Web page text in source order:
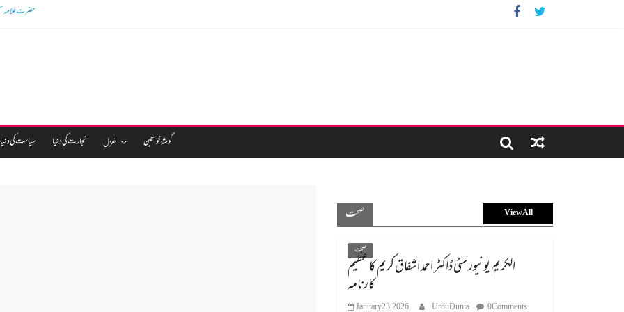
سیاست کی دنیا تجارت کی دنیا غزل گوشۂ خواتین
صحت View All
صحت
الکریم یونیورسٹی ڈاکٹر احمد اشفاق کریم کا عظیم
کارنامہ
January 23, 2026 UrduDunia 0 Comments